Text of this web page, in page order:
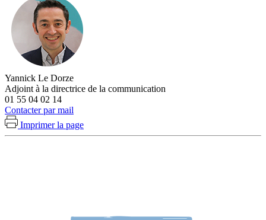
Yannick Le Dorze
Adjoint à la directrice de la communication
01 55 04 02 14
Contacter par mail
Imprimer la page